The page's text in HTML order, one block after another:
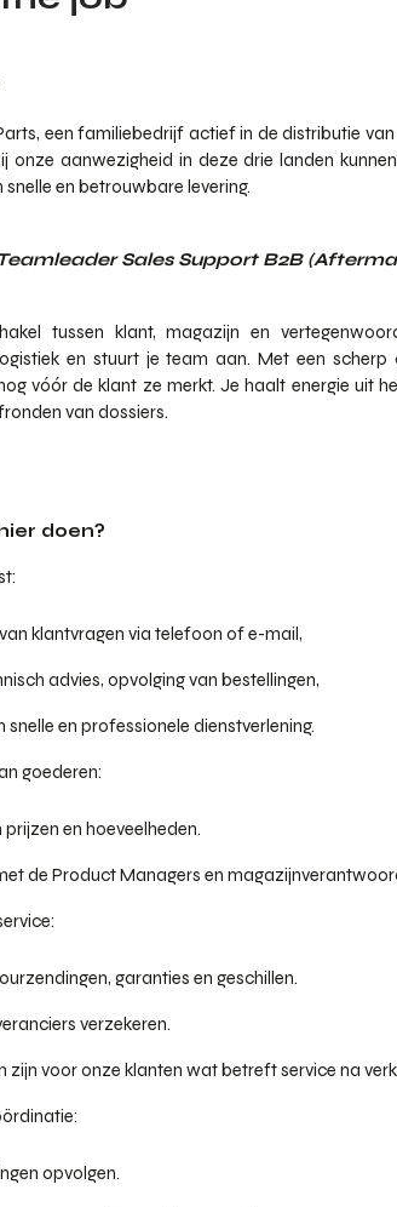
een familiebedrijf actief in de distributie
onze aanwezigheid in deze drie landen
snelle en betrouwbare levering.
Sales Support B2B
tussen klant, magazijn en
en stuurt je team aan. Met een
vóór de klant ze merkt. Je haalt energie uit
van dossiers.
doen?
klantvragen via telefoon of e-mail,
advies, opvolging van bestellingen,
snelle en professionele dienstverlening.
goederen:
en hoeveelheden.
de Product Managers en
garanties en geschillen.
verzekeren.
zijn voor onze klanten wat betreft service na
opvolgen.